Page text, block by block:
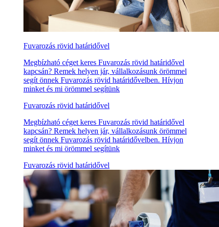
Fuvarozás rövid határidővel
Megbízható céget keres Fuvarozás rövid határidővel
kapcsán? Remek helyen jár, vállalkozásunk örömmel
segít önnek Fuvarozás rövid határidővelben. Hívjon
minket és mi örömmel segítünk
Fuvarozás rövid határidővel
Megbízható céget keres Fuvarozás rövid határidővel
kapcsán? Remek helyen jár, vállalkozásunk örömmel
segít önnek Fuvarozás rövid határidővelben. Hívjon
minket és mi örömmel segítünk
Fuvarozás rövid határidővel